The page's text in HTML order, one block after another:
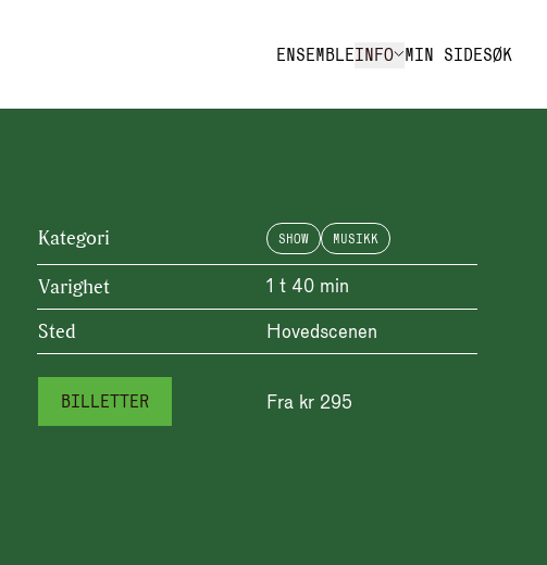
ENSEMBLEINFO MIN SIDESØK
Kategori SHOW MUSIKK
Varighet 1 t 40 min
Sted Hovedscenen
BILLETTER Fra kr 295